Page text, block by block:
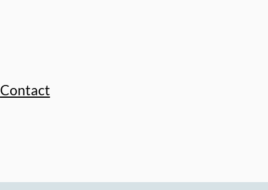
Contact